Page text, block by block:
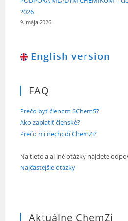
2026
9. mája 2026
English version
FAQ
Prečo byť členom SChemS?
Ako zaplatiť členské?
Prečo mi nechodí ChemZi?
Na tieto a aj iné otázky nájdete
Najčastejšie otázky
Aktuálne ChemZi